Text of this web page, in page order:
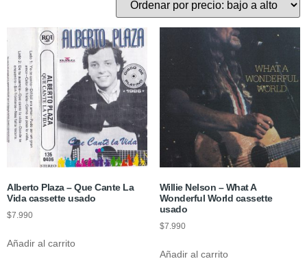
Alberto Plaza – Que Cante La
Vida cassette usado
$7.990
Añadir al carrito
Willie Nelson – What A
Wonderful World cassette
usado
$7.990
Añadir al carrito